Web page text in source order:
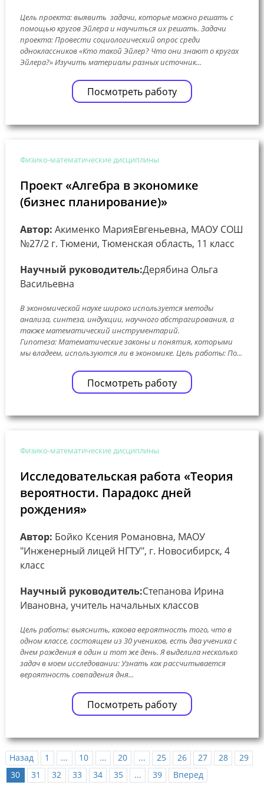
Цель проекта: выявить задачи, которые можно решать с
помощью кругов Эйлера и научиться их решать. Задачи
проекта: Провести социологический опрос среди
одноклассников «Кто такой Эйлер? Что они знают о кругах
Эйлера?» Изучить материалы разных источник...
Посмотреть работу
Физико-математические дисциплины
Проект «Алгебра в экономике
(бизнес планирование)»
Автор: Акименко МарияЕвгеньевна, МАОУ СОШ
№27/2 г. Тюмени, Тюменская область, 11 класс
Научный руководитель:Дерябина Ольга
Васильевна
В экономической науке широко используется методы
анализа, синтеза, индукции, научного абстрагирования, а
также математический инструментарий.
Гипотеза: Математические законы и понятия, которыми
мы владеем, используются ли в экономике. Цель работы: По...
Посмотреть работу
Физико-математические дисциплины
Исследовательская работа «Теория
вероятности. Парадокс дней
рождения»
Автор: Бойко Ксения Романовна, МАОУ
"Инженерный лицей НГТУ", г. Новосибирск, 4
класс
Научный руководитель:Степанова Ирина
Ивановна, учитель начальных классов
Цель работы: выяснить, какова вероятность того, что в
одном классе, состоящем из 30 учеников, есть два ученика с
днем рождения в один и тот же день. Я выделила несколько
задач в моем исследовании: Узнать как рассчитывается
вероятность совпадения дня...
Посмотреть работу
Назад 1 ... 10 ... 20 ... 25 26 27 28
29
30
31 32 33 34 35 ... 39 Вперед